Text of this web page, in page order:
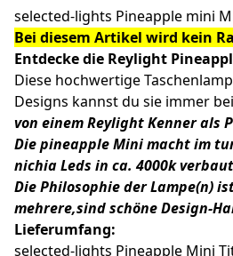
selected-lights Pineapple mini
Bei diesem Artikel wird kein
Entdecke die Reylight
Diese hochwertige
Designs kannst du sie immer
von einem Reylight Kenner als
Die pineapple Mini macht im
nichia Leds in ca. 4000k
Die Philosophie der Lampe(n)
mehrere,sind schöne Design-
Lieferumfang:
selected-lights Pineapple Mini